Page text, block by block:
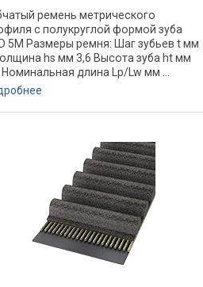
ремень метрического
с полукруглой формой зуба
5M Размеры ремня: Шаг зубьев t мм
hs мм 3,6 Высота зуба ht мм
Номинальная длина Lp/Lw мм ...
зубьев ... Минимальный
шкива dw мм 22,28
...